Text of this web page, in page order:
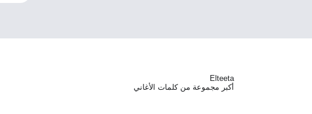
Elteeta
أكبر مجموعة من كلمات الأغاني